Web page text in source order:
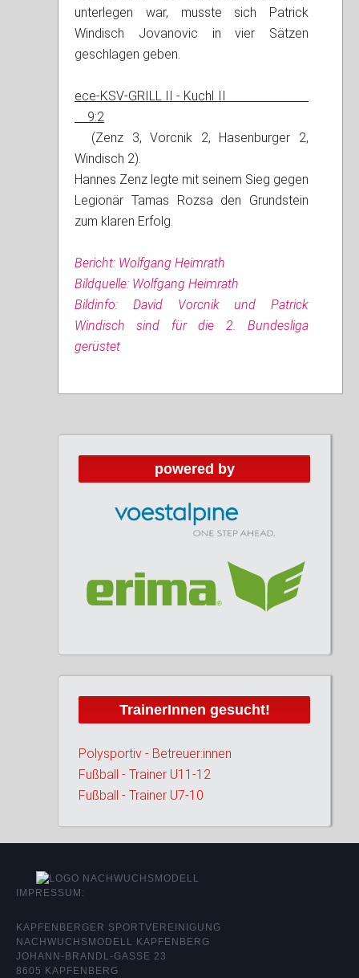
unterlegen war, musste sich Patrick
Windisch Jovanovic in vier Sätzen
geschlagen geben.
ece-KSV-GRILL II - Kuchl II
9:2
(Zenz 3, Vorcnik 2, Hasenburger 2,
Windisch 2).
Hannes Zenz legte mit seinem Sieg gegen
Legionär Tamas Rozsa den Grundstein
zum klaren Erfolg.
Bericht: Wolfgang Heimrath
Bildquelle: Wolfgang Heimrath
Bildinfo: David Vorcnik und Patrick
Windisch sind für die 2. Bundesliga
gerüstet
powered by
TrainerInnen gesucht!
Polysportiv - Betreuer:innen
Fußball - Trainer U11-12
Fußball - Trainer U7-10
IMPRESSUM:
KAPFENBERGER SPORTVEREINIGUNG
NACHWUCHSMODELL KAPFENBERG
JOHANN-BRANDL-GASSE 23
8605 KAPFENBERG